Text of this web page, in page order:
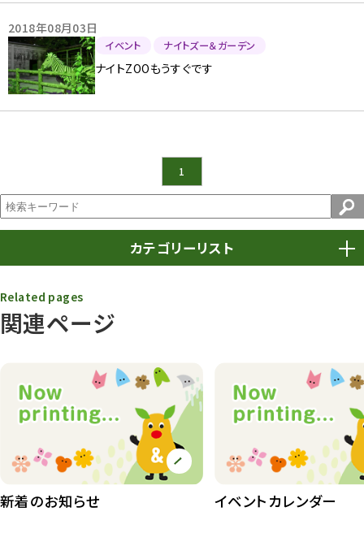
2018年08月03日
イベント ナイトズー＆ガーデン
ナイトZOOもうすぐです
1
カテゴリーリスト
動物園
動物園その他 117
植物園 510
植物たち 407
植物園長の庭
関連ページ
Related pages
新着のお知らせ イベントカレンダー